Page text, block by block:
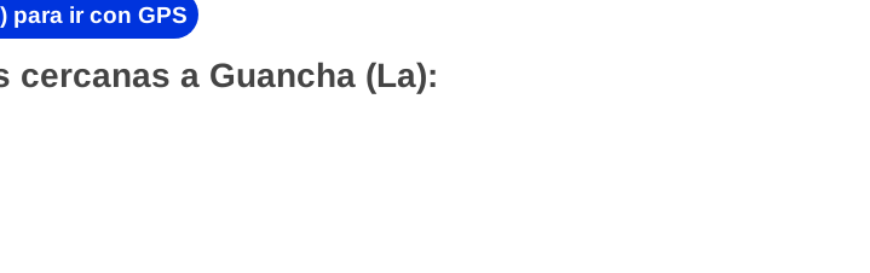
para ir con GPS
cercanas a Guancha (La):